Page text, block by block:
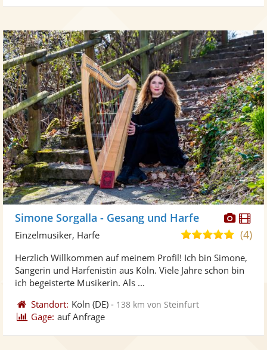
Fotos
Simone Sorgalla - Gesang und Harfe
5,0
5
(4)
Einzelmusiker, Harfe
Herzlich Willkommen auf meinem Profil! Ich bin Simone,
Sängerin und Harfenistin aus Köln. Viele Jahre schon bin
ich begeisterte Musikerin. Als ...
Standort: Köln (DE) - 138 km von Steinfurt
Gage: auf Anfrage